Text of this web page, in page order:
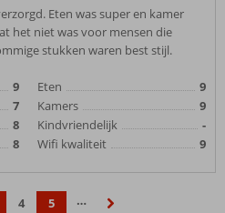
Eten was super en kamer
het niet was voor mensen die
stukken waren best stijl.
9
7
8
8
Eten
9
Kamers
9
Kindvriendelijk
-
Wifi kwaliteit
9
4 5
…